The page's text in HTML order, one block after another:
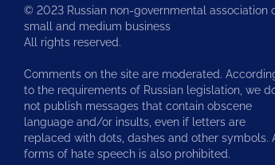
© 2023 Russian non-governmental association
small and medium business
All rights reserved.
Comments on the site are moderated.
to the requirements of Russian legislation, we
not publish messages that contain obscene
language and/or insults, even if letters are
replaced with dots, dashes and other symbols.
forms of hate speech is also prohibited.